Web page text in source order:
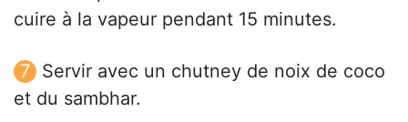
cuire à la vapeur pendant 15 minutes.
Servir avec un chutney de noix de coco
et du sambhar.